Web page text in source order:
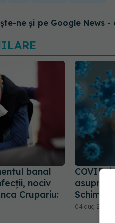
ne și pe Google News -
banal
nociv
Crupariu:
COVID,
asupra
04 aug 2024,